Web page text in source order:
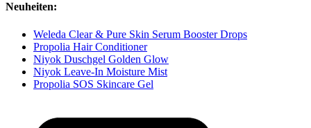
Neuheiten:
Weleda Clear & Pure Skin Serum Booster Drops
Propolia Hair Conditioner
Niyok Duschgel Golden Glow
Niyok Leave-In Moisture Mist
Propolia SOS Skincare Gel